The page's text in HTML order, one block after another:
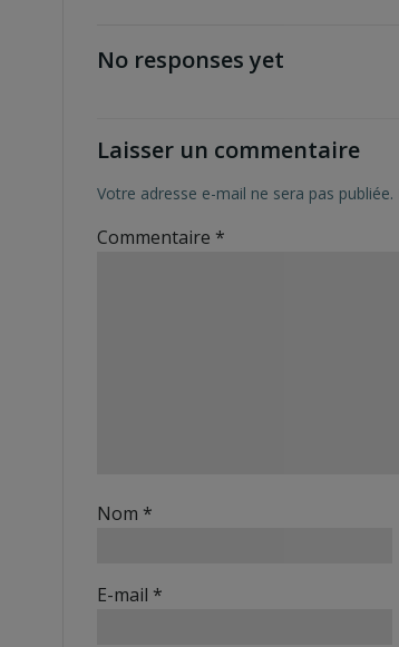
No responses yet
Laisser un commentaire
Votre adresse e-mail ne sera pas publiée.
Commentaire *
Nom *
E-mail *